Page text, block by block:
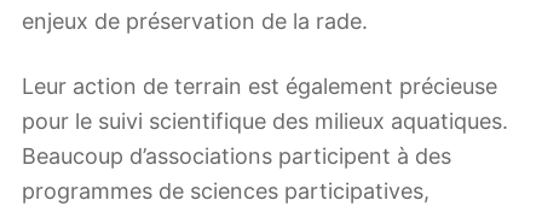
enjeux de préservation de la rade.
Leur action de terrain est également précieuse
pour le suivi scientifique des milieux aquatiques.
Beaucoup d’associations participent à des
programmes de sciences participatives,